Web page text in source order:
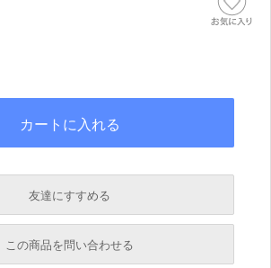
友達にすすめる
必須
この商品を問い合わせる